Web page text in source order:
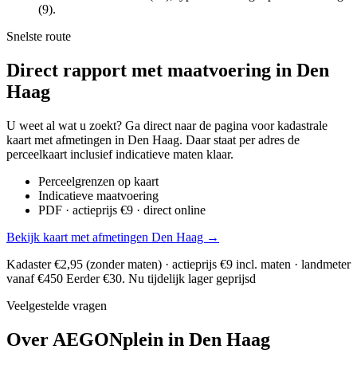
(9).
Snelste route
Direct rapport met maatvoering in Den
Haag
U weet al wat u zoekt? Ga direct naar de pagina voor kadastrale
kaart met afmetingen in Den Haag. Daar staat per adres de
perceelkaart inclusief indicatieve maten klaar.
Perceelgrenzen op kaart
Indicatieve maatvoering
PDF · actieprijs €9 · direct online
Bekijk kaart met afmetingen Den Haag →
Kadaster €2,95 (zonder maten) · actieprijs €9 incl. maten · landmeter
vanaf €450 Eerder €30. Nu tijdelijk lager geprijsd
Veelgestelde vragen
Over AEGONplein in Den Haag